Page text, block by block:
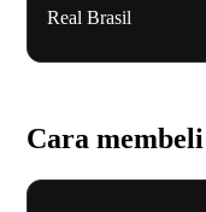
Real Brasil
Cara